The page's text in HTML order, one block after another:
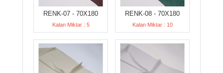
RENK-07 - 70X180
Kalan Miktar : 5
RENK-08 - 70X180
Kalan Miktar : 10